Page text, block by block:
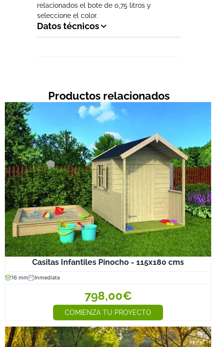
relacionados el bote de 0,75 litros y
seleccione el color.
Datos técnicos
Productos relacionados
Casitas Infantiles Pinocho - 115x180 cms
16 mm Inmediata
798,00€
COMIENZA TU PROYECTO